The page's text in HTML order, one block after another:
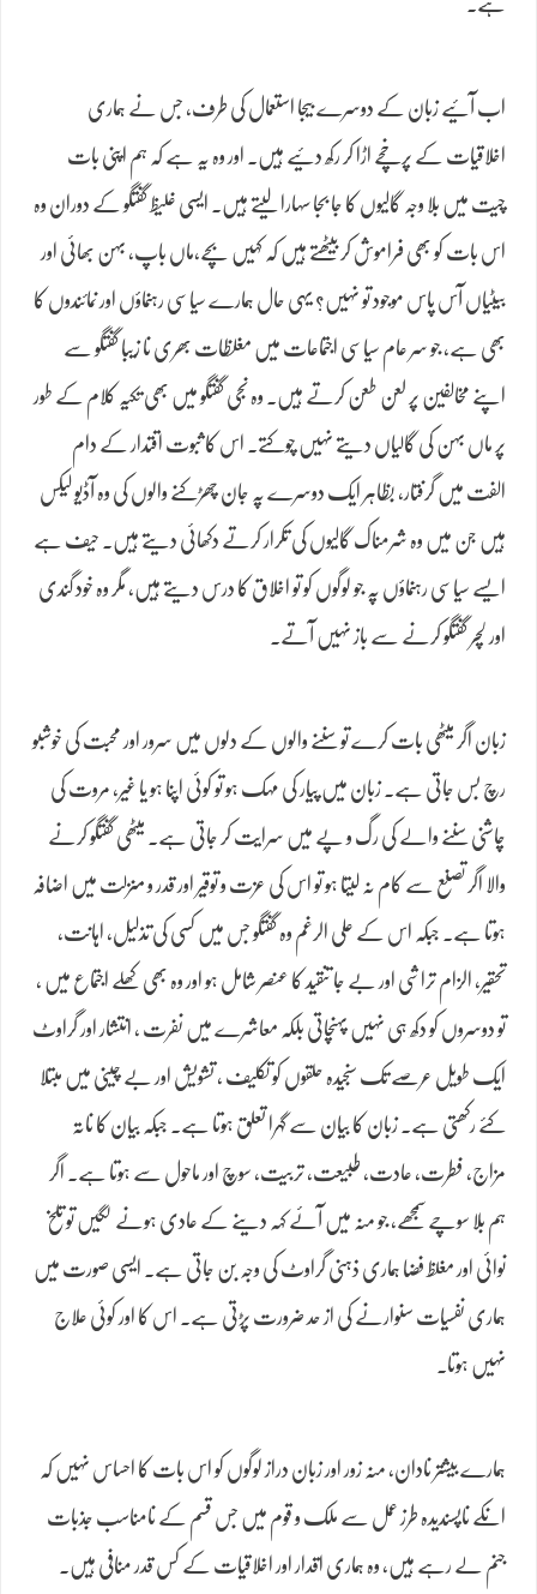
اب آئیے زبان کے دوسرے بیجا استعمال کی طرف، جس نے ہماری
اخلاقیات کے پرخچے اڑا کر رکھ دئیے ہیں۔ اور وہ یہ ہے کہ ہم اپنی بات
چیت میں بلا وجہ گالیوں کا جا بجا سہارا لیتے ہیں۔ ایسی غلیظ گفتگو کے دوران وہ
اس بات کو بھی فراموش کر بیٹھتے ہیں کہ کہیں بچے،ماں باپ، بہن بھائی اور
بیٹیاں آس پاس موجود تو نہیں؟ یہی حال ہمارے سیاسی رہنماؤں اور نمائندوں کا
بھی ہے، جو سر عام سیاسی اجتماعات میں مغلظات بھری نا زیبا گفتگو سے
اپنے مخالفین پر لعن طعن کرتے ہیں۔ وہ نجی گفتگو میں بھی تکیہ کلام کے طور
پر ماں بہن کی گالیاں دیتے نہیں چوکتے۔ اس کا ثبوت اقتدار کے دام
الفت میں گرفتار، بظاہر ایک دوسرے پہ جان چھڑکنے والوں کی وہ آڈیو لیکس
ہیں جن میں وہ شرمناک گالیوں کی تکرار کرتے دکھائی دیتے ہیں۔ حیف ہے
ایسے سیاسی رہنماؤں پہ جو لوگوں کو تو اخلاق کا درس دیتے ہیں, مگر وہ خود گندی
اور لچر گفتگو کرنے سے باز نہیں آتے۔
زبان اگر میٹھی بات کرے تو سننے والوں کے دلوں میں سرور اور محبت کی خوشبو
رچ بس جاتی ہے۔ زبان میں پیار کی مہک ہو تو کوئی اپنا ہو یا غیر، مروت کی
چاشنی سننے والے کی رگ و پے میں سرایت کر جاتی ہے۔ میٹھی گفتگو کرنے
والا اگر تصنع سے کام نہ لیتا ہو تو اس کی عزت و توقیر اور قدر و منزلت میں اضافہ
ہوتا ہے۔ جبکہ اس کے علی الرغم وہ گفتگو جس میں کسی کی تذلیل، اہانت،
تحقیر، الزام تراشی اور بے جا تنقید کا عنصر شامل ہو اور وہ بھی کھلے اجتماع میں ،
تو دوسروں کو دکھ ہی نہیں پہنچاتی بلکہ معاشرے میں نفرت ، انتشار اور گراوٹ
ایک طویل عرصے تک سنجیدہ حلقوں کو تکلیف ، تشویش اور بے چینی میں مبتلا
کئے رکھتی ہے۔ زبان کا بیان سے گہرا تعلق ہوتا ہے۔ جبکہ بیان کا ناتہ
مزاج، فطرت، عادت، طبیعت، تربیت، سوچ اور ماحول سے ہوتا ہے۔ اگر
ہم بلا سوچے سمجھے، جو منہ میں آئے کہہ دینے کے عادی ہونے لگیں تو تلخ
نوائی اور مغلظ فضا ہماری ذہنی گراوٹ کی وجہ بن جاتی ہے۔ ایسی صورت میں
ہماری نفسیات سنوارنے کی از حد ضرورت پڑتی ہے۔ اس کا اور کوئی علاج
نہیں ہوتا۔
ہمارے بیشتر نادان، منہ زور اور زبان دراز لوگوں کو اس بات کا احساس نہیں کہ
انکے ناپسندیدہ طرز عمل سے ملک و قوم میں جس قسم کے نامناسب جذبات
جنم لے رہے ہیں، وہ ہماری اقدار اور اخلاقیات کے کس قدر منافی ہیں۔